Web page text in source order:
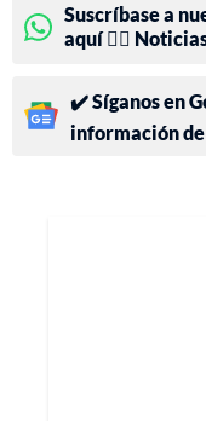
Suscríbase a
aquí 👉🏻
✔️ Síganos en
información